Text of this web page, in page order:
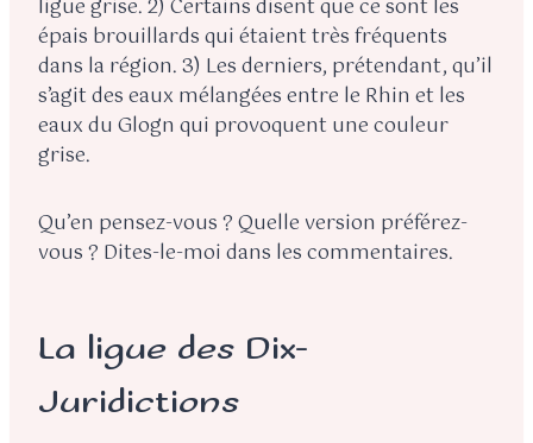
ligue grise. 2) Certains disent que ce sont les
épais brouillards qui étaient très fréquents
dans la région. 3) Les derniers, prétendant, qu’il
s’agit des eaux mélangées entre le Rhin et les
eaux du Glogn qui provoquent une couleur
grise.
Qu’en pensez-vous ? Quelle version préférez-
vous ? Dites-le-moi dans les commentaires.
La ligue des Dix-
Juridictions